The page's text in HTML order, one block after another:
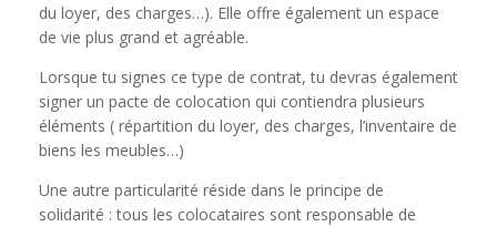
du loyer, des charges…). Elle offre également un espace
de vie plus grand et agréable.
Lorsque tu signes ce type de contrat, tu devras également
signer un pacte de colocation qui contiendra plusieurs
éléments ( répartition du loyer, des charges, l’inventaire de
biens les meubles…)
Une autre particularité réside dans le principe de
solidarité : tous les colocataires sont responsable de